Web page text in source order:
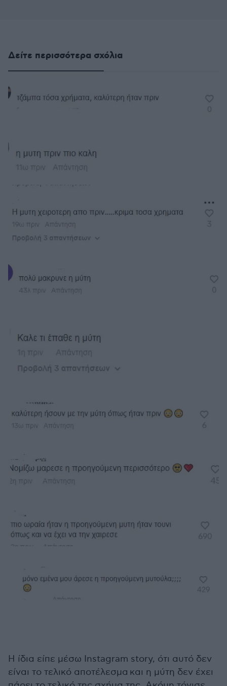
Δείτε περισσότερα σχόλια
Η ίδια είπε μέσω Instagram story, ότι αυτό δεν
είναι το τελικό αποτέλεσμα και η μύτη δεν έχει